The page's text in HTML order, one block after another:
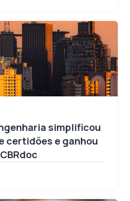
simplificou
certidões e ganhou